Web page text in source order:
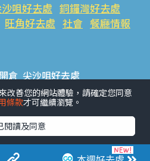
咀好去處 銅鑼灣好去處
旺角好去處 社會 餐廳情報
開倉 尖沙咀好去處
荃灣好去處 旺角好去處 社會
介 #美食社群熱話
應用程式 #限時搶
改善您的網站體驗，請確定您同意
條款才可繼續瀏覽。
閱讀及同意